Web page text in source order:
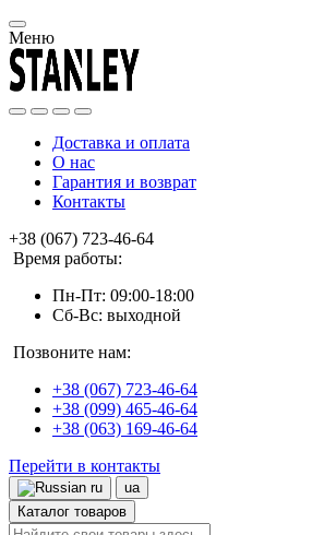
Меню
Доставка и оплата
О нас
Гарантия и возврат
Контакты
+38 (067) 723-46-64
Время работы:
Пн-Пт: 09:00-18:00
Сб-Вс: выходной
Позвоните нам:
+38 (067) 723-46-64
+38 (099) 465-46-64
+38 (063) 169-46-64
Перейти в контакты
ru
ua
Каталог товаров